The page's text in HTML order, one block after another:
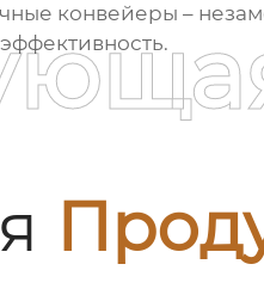
конвейеры –